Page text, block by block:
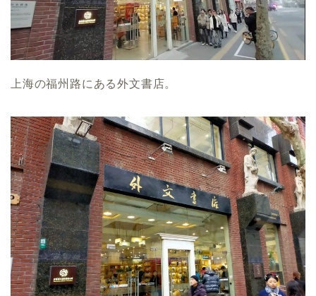
上海の福州路にある外文書店。